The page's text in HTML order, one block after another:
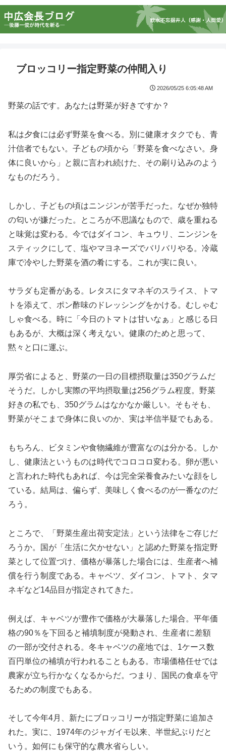
ブロッコリー指定野菜の仲間入り
2026/05/25 6:05:48 AM
野菜の話です。あなたは野菜が好きですか？
私は夕食には必ず野菜を食べる。別に健康オタクでも、青
汁信者でもない。子どもの頃から「野菜を食べなさい。身
体に良いから」と親に言われ続けた、その刷り込みのよう
なものだろう。
しかし、子どもの頃はニンジンが苦手だった。なぜか独特
の匂いが嫌だった。ところが不思議なもので、歳を重ねる
と味覚は変わる。今ではダイコン、キュウリ、ニンジンを
スティックにして、塩やマヨネーズでバリバリやる。冷蔵
庫で冷やした野菜を酒の肴にする。これが実に良い。
サラダも定番がある。レタスにタマネギのスライス、トマ
トを添えて、ポン酢味のドレッシングをかける。むしゃむ
しゃ食べる。時に「今日のトマトは甘いなぁ」と感じる日
もあるが、大概は深く考えない。健康のためと思って、
黙々と口に運ぶ。
厚労省によると、野菜の一日の目標摂取量は350グラムだ
そうだ。しかし実際の平均摂取量は256グラム程度。野菜
好きの私でも、350グラムはなかなか厳しい。そもそも、
野菜がそこまで身体に良いのか、実は半信半疑でもある。
もちろん、ビタミンや食物繊維が豊富なのは分かる。しか
し、健康法というものは時代でコロコロ変わる。卵が悪い
と言われた時代もあれば、今は完全栄養食みたいな顔をし
ている。結局は、偏らず、美味しく食べるのが一番なのだ
ろう。
ところで、「野菜生産出荷安定法」という法律をご存じだ
ろうか。国が「生活に欠かせない」と認めた野菜を指定野
菜として位置づけ、価格が暴落した場合には、生産者へ補
償を行う制度である。キャベツ、ダイコン、トマト、タマ
ネギなど14品目が指定されてきた。
例えば、キャベツが豊作で価格が大暴落した場合。平年価
格の90％を下回ると補填制度が発動され、生産者に差額
の一部が交付される。冬キャベツの産地では、1ケース数
百円単位の補填が行われることもある。市場価格任せでは
農家が立ち行かなくなるからだ。つまり、国民の食卓を守
るための制度でもある。
そして今年4月、新たにブロッコリーが指定野菜に追加さ
れた。実に、1974年のジャガイモ以来、半世紀ぶりだと
いう。如何にも保守的な農水省らしい。